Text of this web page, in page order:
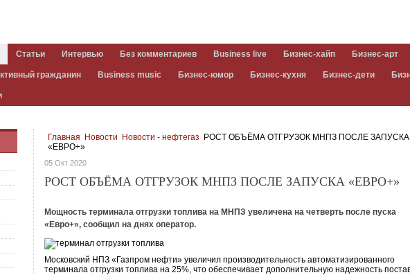
Статьи Интервью Без комментариев Business live Бизнес-хайп Бизнес-арт
гражданин Business music Бизнес-юмор Бизнес-кухня Бизнес-дети
Главная Новости Новости - нефтегаз
РОСТ ОБЪЁМА ОТГРУЗОК МНПЗ ПОСЛЕ ЗАПУСКА
«ЕВРО+»
05 Окт 2020
РОСТ ОБЪЁМА ОТГРУЗОК МНПЗ ПОСЛЕ ЗАПУСКА «ЕВРО+»
Мощность терминала отгрузки топлива на МНПЗ увеличена на четверть после пуска
«Евро+», сообщил на днях оператор.
Московский НПЗ «Газпром нефти» увеличил производительность автоматизированного
терминала отгрузки топлива на 25%, что обеспечивает дополнительную надежность